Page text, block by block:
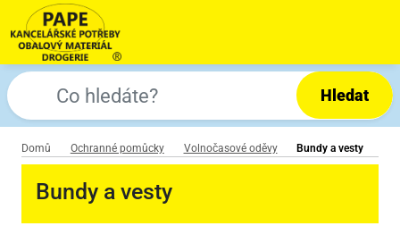
Hledat
Domů Ochranné pomůcky Volnočasové oděvy Bundy a vesty
Bundy a vesty